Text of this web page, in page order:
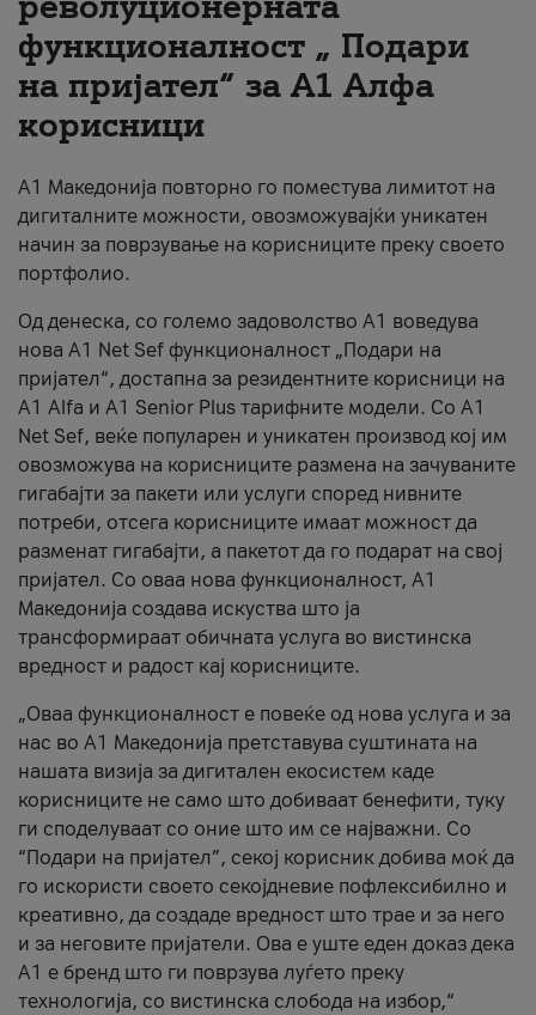
За нас
#ПодобарОнлајн
функционалност „ Подари
на пријател“ за А1 Алфа
корисници
А1 Македонија повторно го поместува лимитот на
дигиталните можности, овозможувајќи уникатен
начин за поврзување на корисниците преку своето
портфолио.
Од денеска, со големо задоволство А1 воведува
нова A1 Net Sef функционалност „Подари на
пријател“, достапна за резидентните корисници на
А1 Alfa и A1 Senior Plus тарифните модели. Со A1
Net Sef, веќе популарен и уникатен производ кој им
овозможува на корисниците размена на зачуваните
гигабајти за пакети или услуги според нивните
потреби, отсега корисниците имаат можност да
разменат гигабајти, а пакетот да го подарат на свој
пријател. Со оваа нова функционалност, А1
Македонија создава искуства што ја
трансформираат обичната услуга во вистинска
вредност и радост кај корисниците.
„Оваа функционалност е повеќе од нова услуга и за
нас во А1 Македонија претставува суштината на
нашата визија за дигитален екосистем каде
корисниците не само што добиваат бенефити, туку
ги споделуваат со оние што им се најважни. Со
“Подари на пријател”, секој корисник добива моќ да
го искористи своето секојдневие пофлексибилно и
креативно, да создаде вредност што трае и за него
и за неговите пријатели. Ова е уште еден доказ дека
А1 е бренд што ги поврзува луѓето преку
технологија, со вистинска слобода на избор,“